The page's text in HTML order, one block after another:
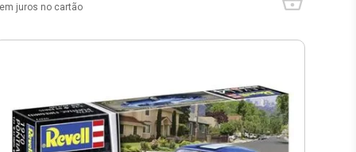
juros no cartão